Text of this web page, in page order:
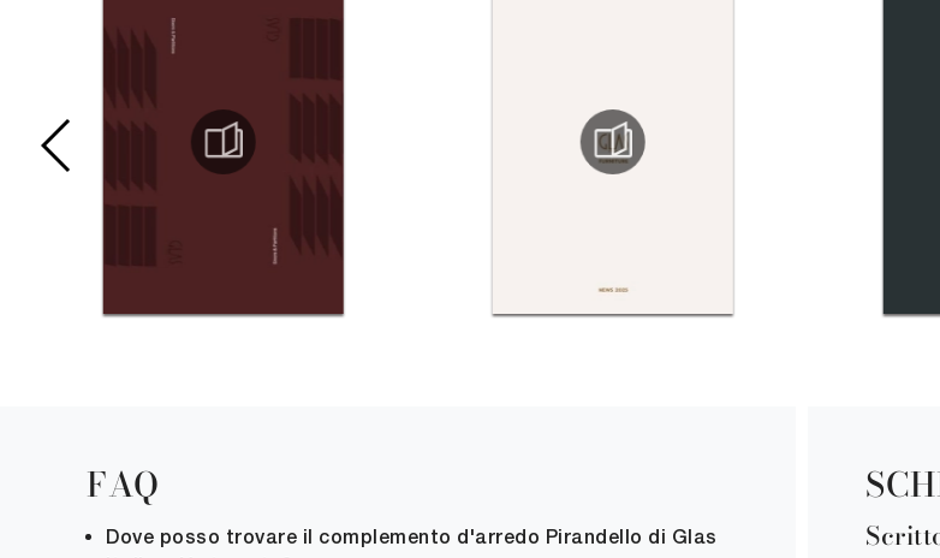
FAQ
Dove posso trovare il complemento d'arredo Pirandello di Glas